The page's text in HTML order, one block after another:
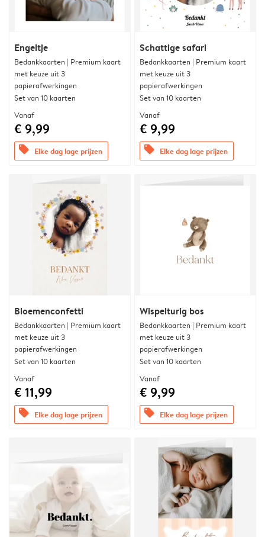
Engeltje
Bedankkaarten | Premium kaart
met keuze uit 3
papierafwerkingen
Set van 10 kaarten
Vanaf
€ 9,99
offers Elke dag lage prijzen
Schattige safari
Bedankkaarten | Premium kaart
met keuze uit 3
papierafwerkingen
Set van 10 kaarten
Vanaf
€ 9,99
offers Elke dag lage prijzen
Bloemenconfetti
Bedankkaarten | Premium kaart
met keuze uit 3
papierafwerkingen
Set van 10 kaarten
Vanaf
€ 11,99
offers Elke dag lage prijzen
Wispelturig bos
Bedankkaarten | Premium kaart
met keuze uit 3
papierafwerkingen
Set van 10 kaarten
Vanaf
€ 9,99
offers Elke dag lage prijzen